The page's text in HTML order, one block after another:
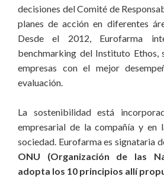
decisiones del Comité de
planes de acción en diferentes
Desde el 2012, Eurofarma
benchmarking del Instituto Ethos,
empresas con el mejor
evaluación.
La sostenibilidad está
empresarial de la compañía y en
sociedad. Eurofarma es signataria
ONU (Organización de las
adopta los 10 principios allí